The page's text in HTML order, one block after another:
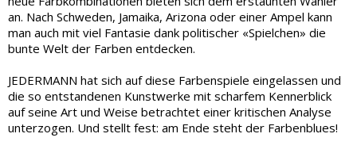
an. Nach Schweden, Jamaika, Arizona oder einer Ampel kann
man auch mit viel Fantasie dank politischer «Spielchen» die
bunte Welt der Farben entdecken.
JEDERMANN hat sich auf diese Farbenspiele eingelassen und
die so entstandenen Kunstwerke mit scharfem Kennerblick
auf seine Art und Weise betrachtet einer kritischen Analyse
unterzogen. Und stellt fest: am Ende steht der Farbenblues!